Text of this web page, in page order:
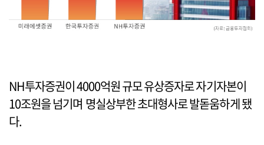
NH투자증권이 4000억원 규모 유상증자로 자기자본이
10조원을 넘기며 명실상부한 초대형사로 발돋움하게 됐
다.